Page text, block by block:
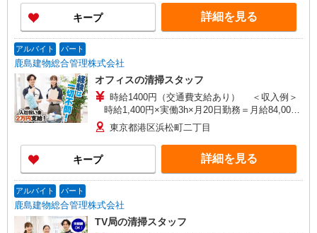
年収例：1,290,640円 ※月収96,720円（月収例参
照）+賞与65,000円×年2回 ＜6：00〜8：00＞月〜
金または月水金 固定の週3〜 時給1,520円 年収
与65,000円×年2回
キープ 詳細を見る
アルバイト パート
鹿島建物総合管理株式会社
オフィスの清掃スタッフ
時給1400円（交通費支給あり） ＜収入例＞
時給1,400円×実働3h×月20日勤務＝月給84,000
円 東京都港区浜松町二丁目
キープ 詳細を見る
アルバイト パート
鹿島建物総合管理株式会社
TV局の清掃スタッフ